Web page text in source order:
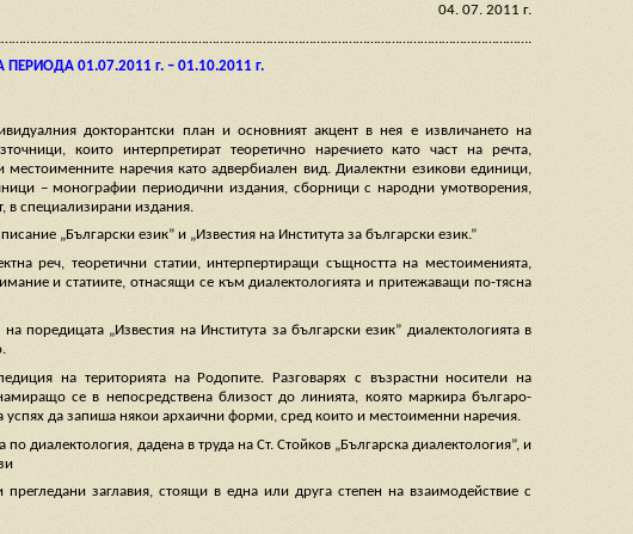
04. 07. 2011 г.
01.07.2011 г. – 01.10.2011 г.
докторантски план и основният акцент в нея е извличането на
които интерпретират теоретично наречието като част на речта,
наречия като адвербиален вид. Диалектни езикови единици,
– монографии периодични издания, сборници с народни умотворения,
в специализирани издания.
„Български език” и „Известия на Института за български език.”
реч, теоретични статии, интерпертиращи същността на местоименията,
и статиите, отнасящи се към диалектологията и притежаващи по-тясна
поредицата „Известия на Института за български език” диалектологията в
на територията на Родопите. Разговарях с възрастни носители на
се в непосредствена близост до линията, която маркира българо-
успях да запиша някои архаични форми, сред които и местоименни наречия.
диалектология, дадена в труда на Ст. Стойков „Българска диалектология”, и
заглавия, стоящи в една или друга степен на взаимодействие с